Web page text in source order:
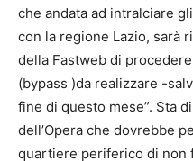
che andata ad intralciare
con la regione Lazio, sarà
della Fastweb di
(bypass )da realizzare -
fine di questo mese”. Sta
dell’Opera che dovrebbe
quartiere periferico di non